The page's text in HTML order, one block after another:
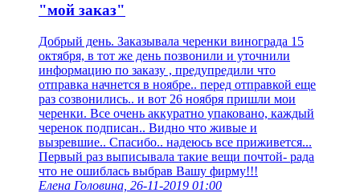
"мой заказ"
Добрый день. Заказывала черенки винограда 15
октября, в тот же день позвонили и уточнили
информацию по заказу , предупредили что
отправка начнется в ноябре.. перед отправкой еще
раз созвонились.. и вот 26 ноября пришли мои
черенки. Все очень аккуратно упаковано, каждый
черенок подписан.. Видно что живые и
вызревшие.. Спасибо.. надеюсь все приживется...
Первый раз выписывала такие вещи почтой- рада
что не ошиблась выбрав Вашу фирму!!!
Елена Головина, 26-11-2019 01:00